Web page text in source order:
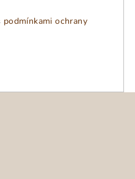
podmínkami ochrany